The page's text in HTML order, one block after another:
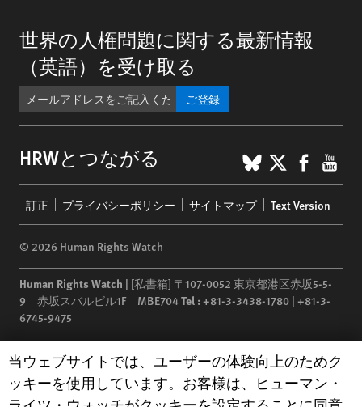
世界の人権問題に関する最新情報
（英語）を受け取る
ご登録
HRWとつながる BlueSky
X
menu
訂正 プライバシーポリシー サイトマップ Text Version
© 2026 Human Rights Watch
Human Rights Watch | [私書箱] 〒107-0052 東京都港区赤坂5-5-
9 赤坂スバルビル1F MBE704Tel :+81-3-3438-1780 | +81-3-
6745-9475
Human Rights Watchis a 501(C)(3) nonprofit registered in the US
under EIN: 13-2875808
Human Rights Watch cookie preferences
当ウェブサイトでは、ユーザーの体験向上のためク
ッキーを使用しています。お客様は、ヒューマン・